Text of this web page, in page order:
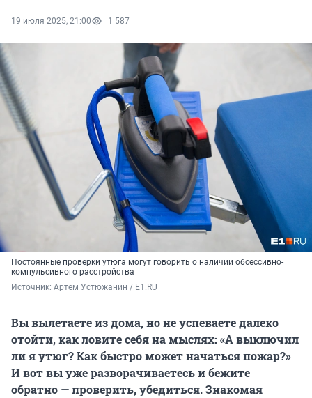
19 июля 2025, 21:00 1 587
Постоянные проверки утюга могут говорить о наличии обсессивно-
компульсивного расстройства
Источник: Артем Устюжанин / E1.RU
Вы вылетаете из дома, но не успеваете далеко
отойти, как ловите себя на мыслях: «А выключил
ли я утюг? Как быстро может начаться пожар?»
И вот вы уже разворачиваетесь и бежите
обратно — проверить, убедиться. Знакомая